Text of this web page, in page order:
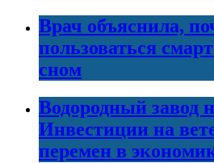
Врач объяснила,
пользоваться
сном
Водородный завод
Инвестиции на
перемен в